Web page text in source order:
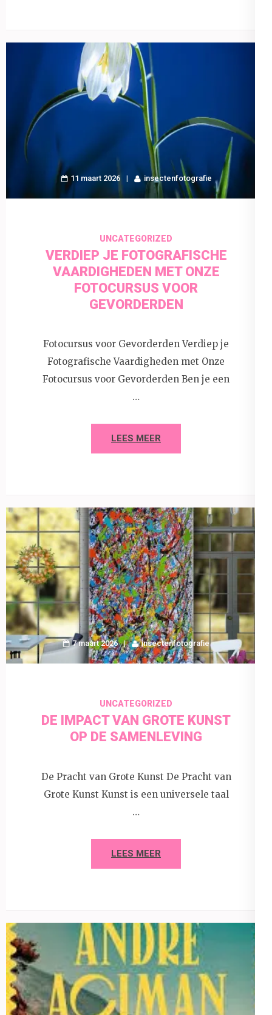
11 maart 2026 insectenfotografie
UNCATEGORIZED
VERDIEP JE FOTOGRAFISCHE
VAARDIGHEDEN MET ONZE
FOTOCURSUS VOOR
GEVORDERDEN
Fotocursus voor Gevorderden Verdiep je
Fotografische Vaardigheden met Onze
Fotocursus voor Gevorderden Ben je een
…
LEES MEER
7 maart 2026 insectenfotografie
UNCATEGORIZED
DE IMPACT VAN GROTE KUNST
OP DE SAMENLEVING
De Pracht van Grote Kunst De Pracht van
Grote Kunst Kunst is een universele taal
…
LEES MEER